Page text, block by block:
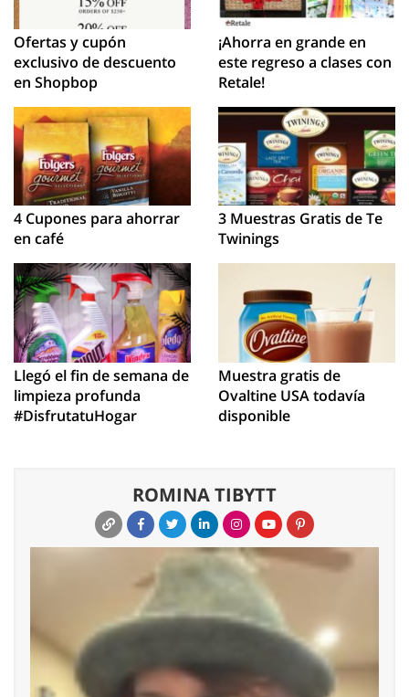
Ofertas y cupón
exclusivo de descuento
en Shopbop
¡Ahorra en grande en
este regreso a clases con
Retale!
4 Cupones para ahorrar
en café
3 Muestras Gratis de Te
Twinings
Llegó el fin de semana de
limpieza profunda
#DisfrutatuHogar
Muestra gratis de
Ovaltine USA todavía
disponible
ROMINA TIBYTT